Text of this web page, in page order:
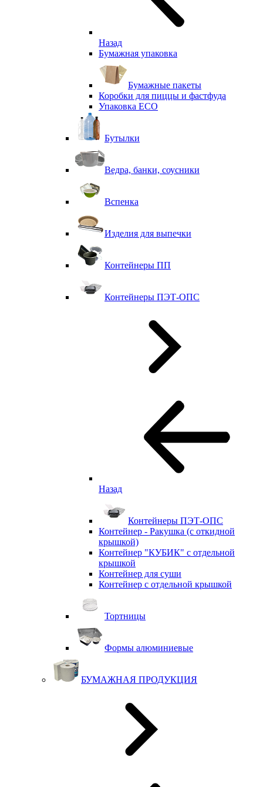
Назад
Бумажная упаковка
Бумажные пакеты
Коробки для пиццы и фастфуда
Упаковка ECO
Бутылки
Ведра, банки, соусники
Вспенка
Изделия для выпечки
Контейнеры ПП
Контейнеры ПЭТ-ОПС
Назад
Контейнеры ПЭТ-ОПС
Контейнер - Ракушка (с откидной
крышкой)
Контейнер "КУБИК" с отдельной
крышкой
Контейнер для суши
Контейнер с отдельной крышкой
Тортницы
Формы алюминиевые
БУМАЖНАЯ ПРОДУКЦИЯ